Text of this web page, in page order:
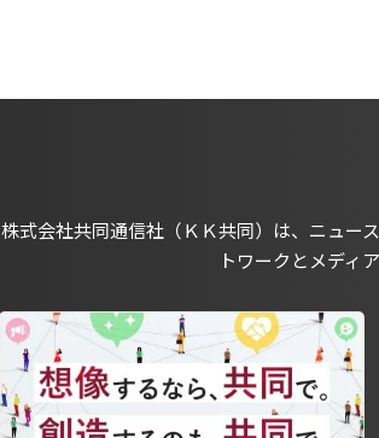
株式会社共同通信社（ＫＫ共同）は、ニュー
トワークとメディ